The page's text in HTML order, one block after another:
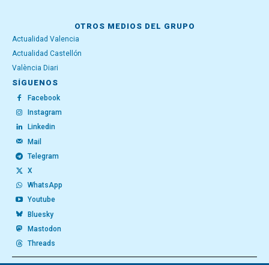
OTROS MEDIOS DEL GRUPO
Actualidad Valencia
Actualidad Castellón
València Diari
SÍGUENOS
Facebook
Instagram
Linkedin
Mail
Telegram
X
WhatsApp
Youtube
Bluesky
Mastodon
Threads